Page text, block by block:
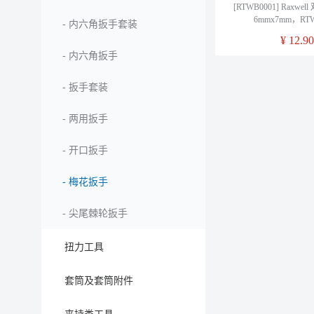
- 内六角扳手套装
- 内六角扳手
- 扳手套装
- 两用扳手
- 开口扳手
- 梅花扳手
- 尖尾棘轮扳手
扭力工具
套筒及套筒附件
[RTWB0001] Raxwell
6mmx7mm，
¥ 12.90